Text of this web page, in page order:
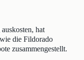
hat
wie die Fildorado
zusammengestellt.